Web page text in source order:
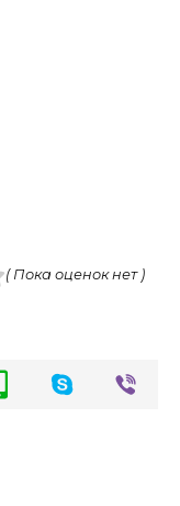
( Пока оценок нет )